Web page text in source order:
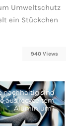
Umweltschutz
ein Stückchen
940 Views
nachhaltig sind
aus recyceltem
Aluminium?